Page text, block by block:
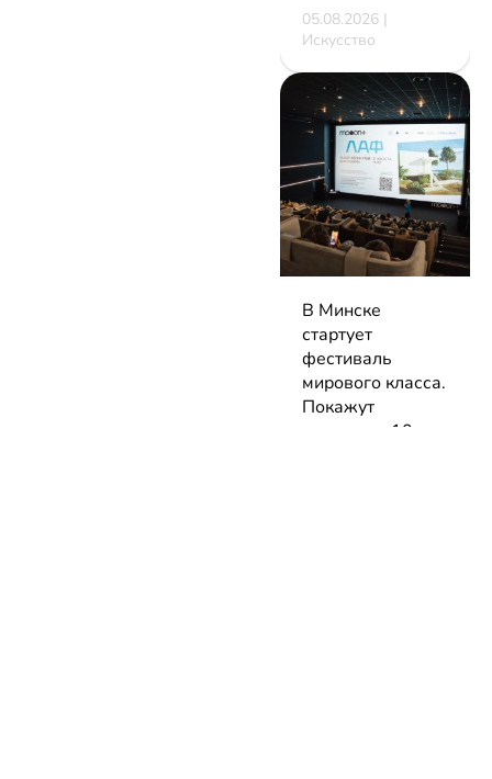
05.08.2026 |
Искусство
В Минске
стартует
фестиваль
мирового класса.
Покажут
премьеры 10